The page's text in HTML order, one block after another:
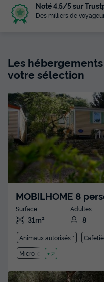
Noté 4,5/5 sur
Des milliers de
Les
votre sélection
MOBILHOME 8
Surface
31m²
Adultes
8
Animaux autorisés *
Micro-ondes
+ 2